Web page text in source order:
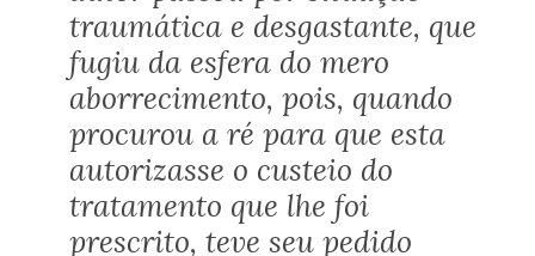
traumática e desgastante, que
fugiu da esfera do mero
aborrecimento, pois, quando
procurou a ré para que esta
autorizasse o custeio do
tratamento que lhe foi
prescrito, teve seu pedido